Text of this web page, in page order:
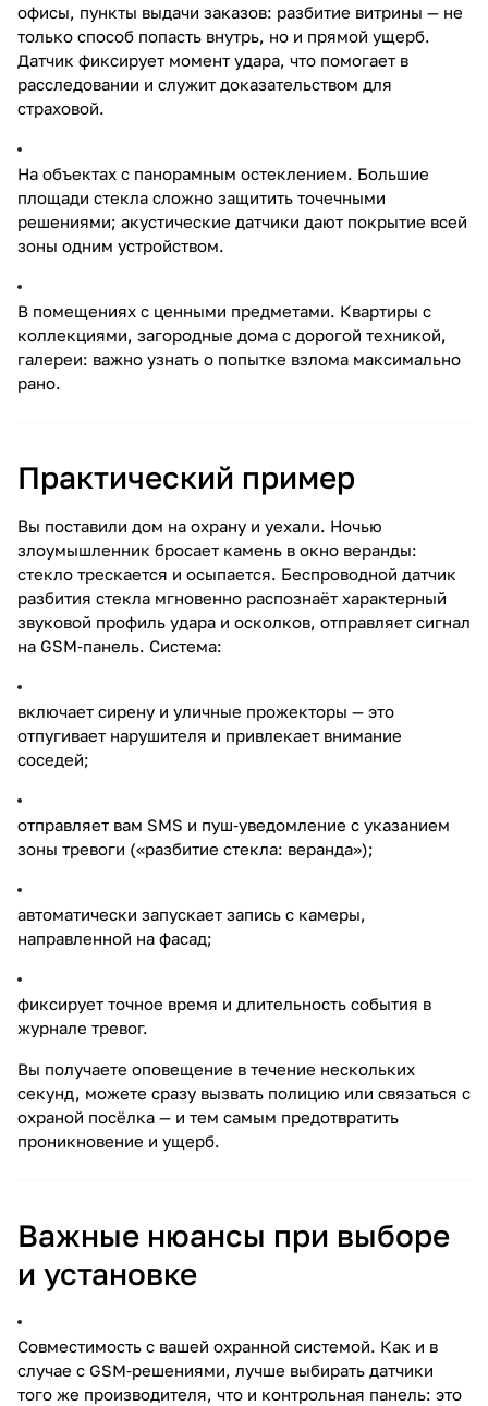
офисы, пункты выдачи заказов: разбитие витрины — не
только способ попасть внутрь, но и прямой ущерб.
Датчик фиксирует момент удара, что помогает в
расследовании и служит доказательством для
страховой.
На объектах с панорамным остеклением. Большие
площади стекла сложно защитить точечными
решениями; акустические датчики дают покрытие всей
зоны одним устройством.
В помещениях с ценными предметами. Квартиры с
коллекциями, загородные дома с дорогой техникой,
галереи: важно узнать о попытке взлома максимально
рано.
Практический пример
Вы поставили дом на охрану и уехали. Ночью
злоумышленник бросает камень в окно веранды:
стекло трескается и осыпается. Беспроводной датчик
разбития стекла мгновенно распознаёт характерный
звуковой профиль удара и осколков, отправляет сигнал
на GSM‑панель. Система:
включает сирену и уличные прожекторы — это
отпугивает нарушителя и привлекает внимание
соседей;
отправляет вам SMS и пуш‑уведомление с указанием
зоны тревоги («разбитие стекла: веранда»);
автоматически запускает запись с камеры,
направленной на фасад;
фиксирует точное время и длительность события в
журнале тревог.
Вы получаете оповещение в течение нескольких
секунд, можете сразу вызвать полицию или связаться с
охраной посёлка — и тем самым предотвратить
проникновение и ущерб.
Важные нюансы при выборе
и установке
Совместимость с вашей охранной системой. Как и в
случае с GSM‑решениями, лучше выбирать датчики
того же производителя, что и контрольная панель: это